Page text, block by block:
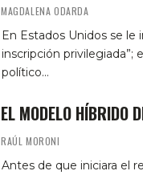
MAGDALENA ODARDA
En Estados Unidos se le
inscripción privilegiada”;
político…
EL MODELO HÍBRIDO
RAÚL MORONI
Antes de que iniciara el